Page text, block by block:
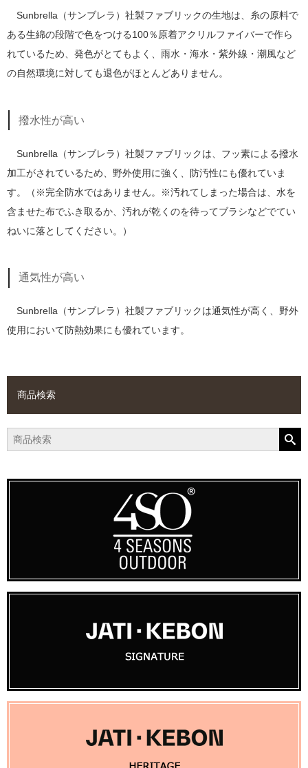
Sunbrella（サンブレラ）社製ファブリックの生地は、糸の原料で
ある生綿の段階で色をつける100％原着アクリルファイバーで作ら
れているため、発色がとてもよく、雨水・海水・紫外線・潮風など
の自然環境に対しても退色がほとんどありません。
撥水性が高い
Sunbrella（サンブレラ）社製ファブリックは、フッ素による撥水
加工がされているため、野外使用に強く、防汚性にも優れていま
す。（※完全防水ではありません。※汚れてしまった場合は、水を
含ませた布でふき取るか、汚れが乾くのを待ってブラシなどでてい
ねいに落としてください。）
通気性が高い
Sunbrella（サンブレラ）社製ファブリックは通気性が高く、野外
使用において防熱効果にも優れています。
商品検索